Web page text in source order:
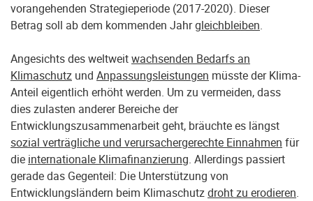
vorangehenden Strategieperiode (2017-2020). Dieser
Betrag soll ab dem kommenden Jahrgleichbleiben.
Angesichts des weltweitwachsenden Bedarfs an
Klimaschutz und Anpassungsleistungen müsste der Klima-
Anteil eigentlich erhöht werden. Um zu vermeiden, dass
dies zulasten anderer Bereiche der
Entwicklungszusammenarbeit geht, bräuchte es längst
sozial verträgliche und verursachergerechte Einnahmen für
die internationale Klimafinanzierung. Allerdings passiert
gerade das Gegenteil: Die Unterstützung von
Entwicklungsländern beim Klimaschutzdroht zu erodieren.